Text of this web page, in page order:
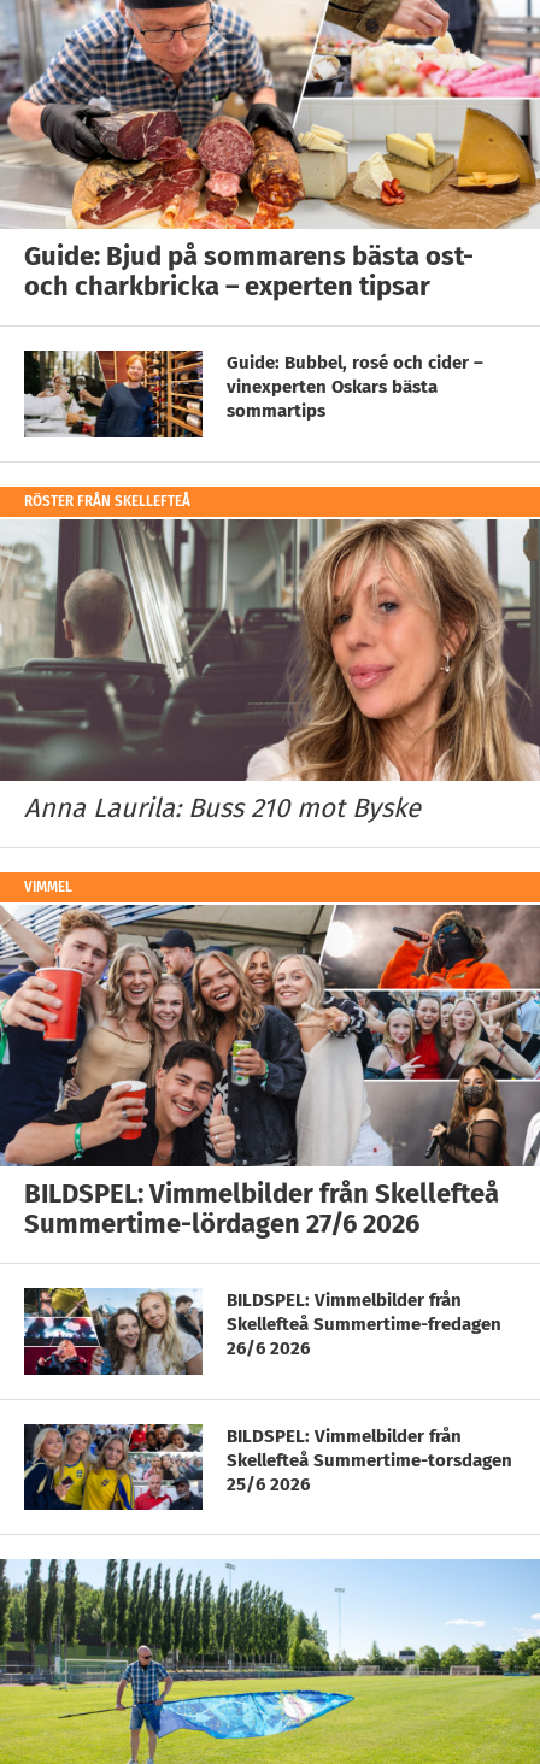
Guide: Bjud på sommarens bästa ost-
och charkbricka – experten tipsar
Guide: Bubbel, rosé och cider –
vinexperten Oskars bästa
sommartips
RÖSTER FRÅN SKELLEFTEÅ
Anna Laurila: Buss 210 mot Byske
VIMMEL
BILDSPEL: Vimmelbilder från Skellefteå
Summertime-lördagen 27/6 2026
BILDSPEL: Vimmelbilder från
Skellefteå Summertime-fredagen
26/6 2026
BILDSPEL: Vimmelbilder från
Skellefteå Summertime-torsdagen
25/6 2026